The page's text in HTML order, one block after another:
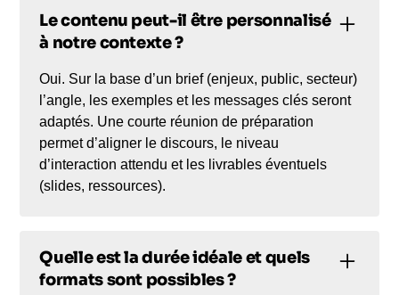
Le contenu peut-il être personnalisé
à notre contexte ?
Oui. Sur la base d’un brief (enjeux, public, secteur)
l’angle, les exemples et les messages clés seront
adaptés. Une courte réunion de préparation
permet d’aligner le discours, le niveau
d’interaction attendu et les livrables éventuels
(slides, ressources).
Quelle est la durée idéale et quels
formats sont possibles ?